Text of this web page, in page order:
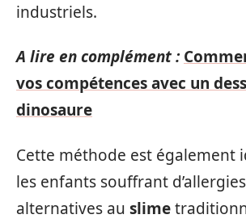
industriels.
A lire en complément :
vos compétences avec un
dinosaure
Cette méthode est également
les enfants souffrant
alternatives au slime